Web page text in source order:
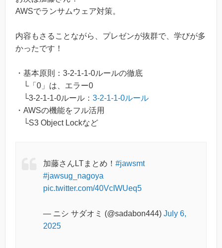
AWSでランサムウェア対策。
内容もさることながら、プレゼンが抜群で、学びが多
かったです！
・基本原則：3-2-1-1-0ルールの徹底
└「0」は、エラー0
└3-2-1-1-0ルール： 3‑2‑1‑1‑0ルール
・AWSの機能をフル活用
└S3 Object Lockなど
加藤さんLTまとめ！ #jawsmt
#jawsug_nagoya
pic.twitter.com/40VcIWUeq5
— ニシ サダオミ (@sadabon444) July 6,
2025